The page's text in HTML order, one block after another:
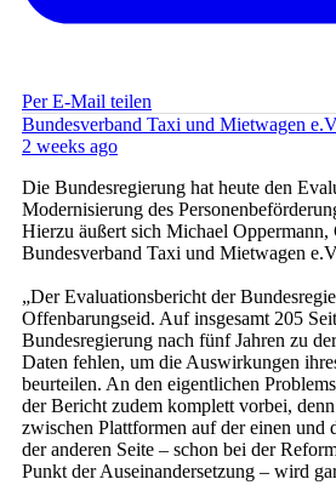
Per E-Mail teilen
Bundesverband Taxi und Mietwagen
2 weeks ago
Die Bundesregierung hat heute den
Modernisierung des
Hierzu äußert sich Michael Oppermann,
Bundesverband Taxi und Mietwagen
„Der Evaluationsbericht der
Offenbarungseid. Auf insgesamt 205
Bundesregierung nach fünf Jahren zu
Daten fehlen, um die Auswirkungen
beurteilen. An den eigentlichen
der Bericht zudem komplett vorbei,
zwischen Plattformen auf der einen und
der anderen Seite – schon bei der
Punkt der Auseinandersetzung – wird